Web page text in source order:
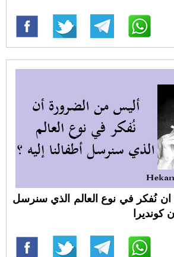
نُفكر في نوع العالم الذي سنرسل
كونديرا